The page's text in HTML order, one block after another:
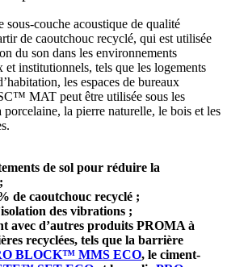
sous-couche acoustique de qualité
de caoutchouc recyclé, qui est utilisée
du son dans les environnements
et institutionnels, tels que les logements
les espaces de bureaux
MAT peut être utilisée sous les
porcelaine, la pierre naturelle, le bois et les
de sol pour réduire la
de caoutchouc recyclé ;
des vibrations ;
avec d’autres produits PROMA à
recyclées, tels que la barrière
BLOCK™ MMS ECO, le ciment-